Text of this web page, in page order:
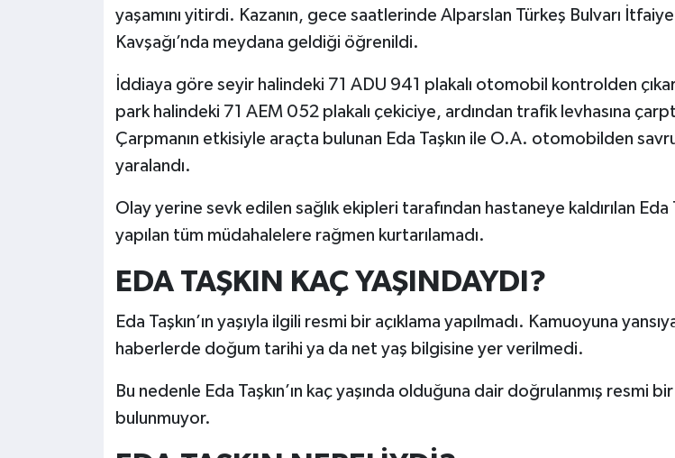
yaşamını yitirdi. Kazanın, gece saatlerinde Alparslan Türkeş Bulvarı İtfaiye
Kavşağı’nda meydana geldiği öğrenildi.
İddiaya göre seyir halindeki 71 ADU 941 plakalı otomobil kontrolden
park halindeki 71 AEM 052 plakalı çekiciye, ardından trafik levhasına
Çarpmanın etkisiyle araçta bulunan Eda Taşkın ile O.A. otomobilden
yaralandı.
Olay yerine sevk edilen sağlık ekipleri tarafından hastaneye kaldırılan Eda
yapılan tüm müdahalelere rağmen kurtarılamadı.
EDA TAŞKIN KAÇ YAŞINDAYDI?
Eda Taşkın’ın yaşıyla ilgili resmi bir açıklama yapılmadı. Kamuoyuna
haberlerde doğum tarihi ya da net yaş bilgisine yer verilmedi.
Bu nedenle Eda Taşkın’ın kaç yaşında olduğuna dair doğrulanmış resmi
bulunmuyor.